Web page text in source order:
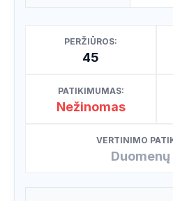
PERŽIŪROS:
45
PATIKIMUMAS:
Nežinomas
VERTINIMO